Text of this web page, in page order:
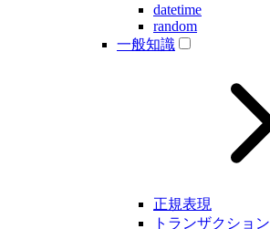
datetime
random
一般知識
正規表現
トランザクション